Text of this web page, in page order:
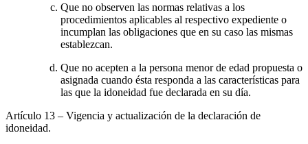
Que no observen las normas relativas a los
procedimientos aplicables al respectivo expediente o
incumplan las obligaciones que en su caso las mismas
establezcan.
Que no acepten a la persona menor de edad propuesta o
asignada cuando ésta responda a las características para
las que la idoneidad fue declarada en su día.
Artículo 13 – Vigencia y actualización de la declaración de
idoneidad.